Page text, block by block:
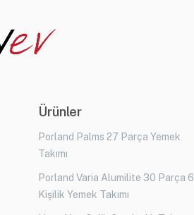
Ürünler
Porland Palms 27 Parça Yemek
Takımı
Porland Varia Alumilite 30 Parça 6
Kişilik Yemek Takımı